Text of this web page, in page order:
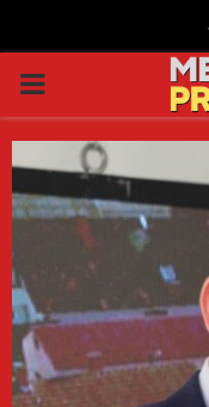
PRIMARY
MENU